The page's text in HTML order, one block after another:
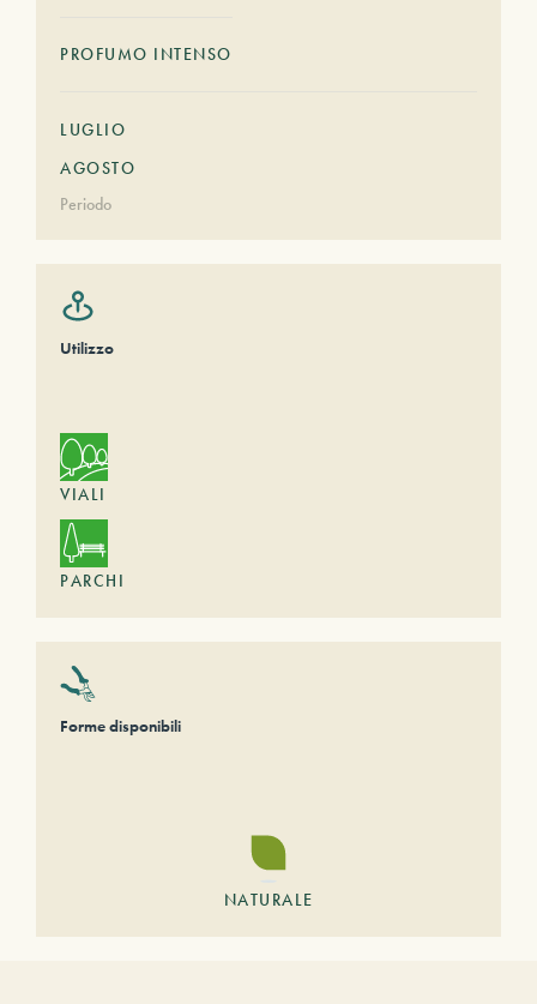
PROFUMO INTENSO
LUGLIO
AGOSTO
Periodo
Utilizzo
VIALI
PARCHI
Forme disponibili
NATURALE